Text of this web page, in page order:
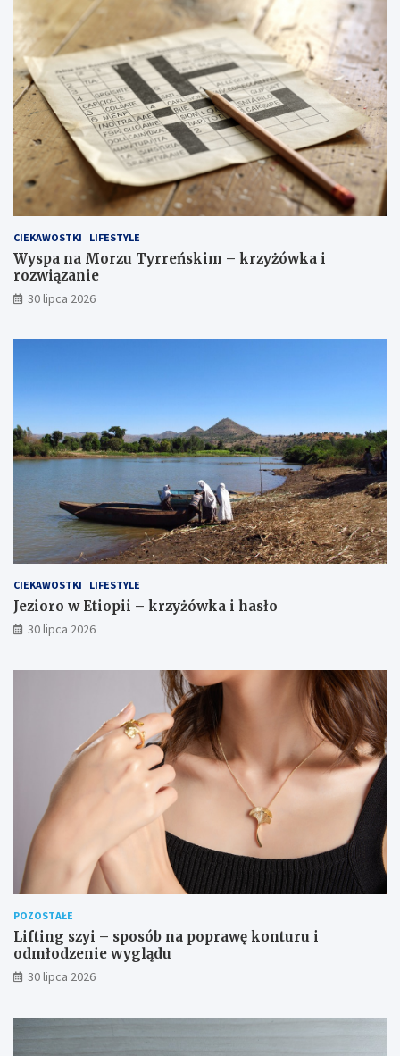
CIEKAWOSTKI LIFESTYLE
Wyspa na Morzu Tyrreńskim – krzyżówka i
rozwiązanie
30 lipca 2026
CIEKAWOSTKI LIFESTYLE
Jezioro w Etiopii – krzyżówka i hasło
30 lipca 2026
POZOSTAŁE
Lifting szyi – sposób na poprawę konturu i
odmłodzenie wyglądu
30 lipca 2026